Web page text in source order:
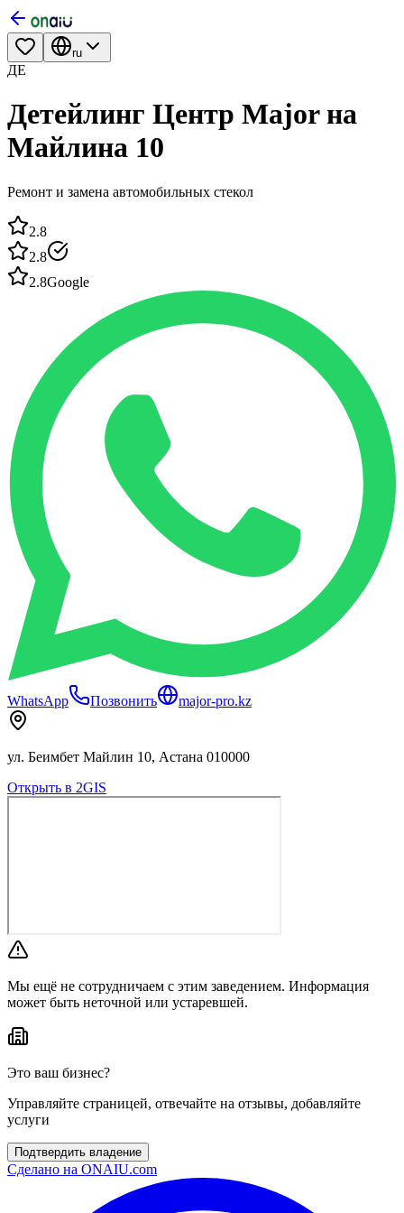
ru
ДЕ
Детейлинг Центр Major на
Майлина 10
Ремонт и замена автомобильных стекол
2.8
2.8
2.8Google
WhatsApp Позвонить major-pro.kz
ул. Беимбет Майлин 10, Астана 010000
Открыть в 2GIS
Мы ещё не сотрудничаем с этим заведением. Информация
может быть неточной или устаревшей.
Это ваш бизнес?
Управляйте страницей, отвечайте на отзывы, добавляйте
услуги
Подтвердить владение
Сделано на ONAIU.com